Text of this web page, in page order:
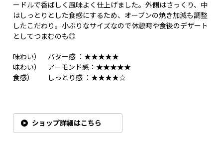
ードルで香ばしく風味よく仕上げました。外側はさっくり、中
はしっとりとした食感にするため、オーブンの焼き加減も調整
したこだわり。小ぶりなサイズなので休憩時や食後のデザート
としてつまむのも◎
味わい） バター感 ：★★★★★
味わい） アーモンド感：★★★★★
食感） しっとり感 ：★★★★☆
ショップ詳細はこちら